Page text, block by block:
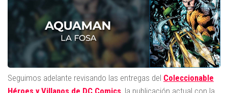
Seguimos adelante revisando las entregas del Coleccionable